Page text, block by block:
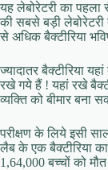
यह लेबोरेटरी का
की सबसे बड़ी
से अधिक बैक्टीरिया
ज्यादातर बैक्टीरिया
रखे गये हैं ! यहां रखे
व्यक्ति को बीमार
परीक्षण के लिये इसी
लैब के एक बैक्टीरिया
1,64,000 बच्चों को